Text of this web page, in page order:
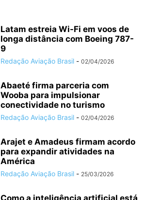
Latam estreia Wi-Fi em voos de
longa distância com Boeing 787-
9
Redação Aviação Brasil - 02/04/2026
Abaeté firma parceria com
Wooba para impulsionar
conectividade no turismo
Redação Aviação Brasil - 02/04/2026
Arajet e Amadeus firmam acordo
para expandir atividades na
América
Redação Aviação Brasil - 25/03/2026
Como a inteligência artificial está